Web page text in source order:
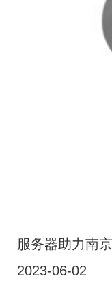
服务器助力南
2023-06-02